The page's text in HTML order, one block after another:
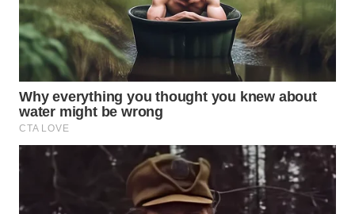
WN
BORNEO
Wahana
Media
Group
WAHANA
WAHANA